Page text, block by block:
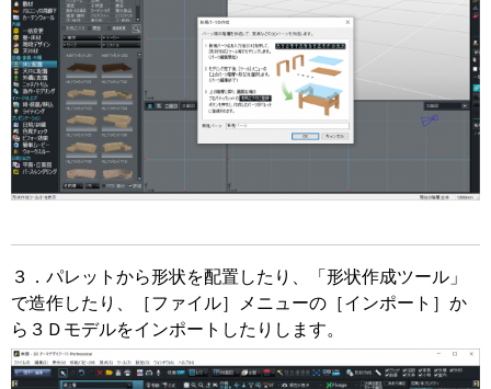
３．パレットから形状を配置したり、「形状作成ツール」
で造作したり、［ファイル］メニューの［インポート］か
ら３Ｄモデルをインポートしたりします。